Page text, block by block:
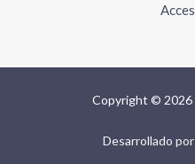
Copyright © 2026
Desarrollado por